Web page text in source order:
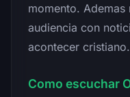
momento.
audiencia con
acontecer cristiano.
Como escuchar